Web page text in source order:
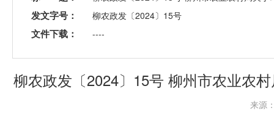
发文字号： 柳农政发〔2024〕15号
文件下载： ----
柳农政发〔2024〕15号 柳州市农业农
来源